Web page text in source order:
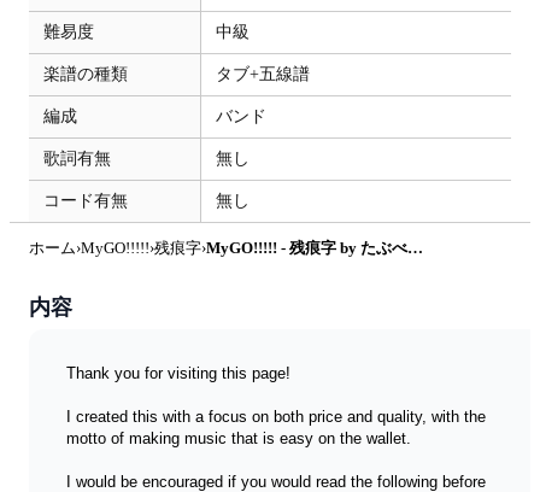
難易度 中級
楽譜の種類 タブ+五線譜
編成 バンド
歌詞有無 無し
コード有無 無し
ホーム›MyGO!!!!!›残痕字› MyGO!!!!! - 残痕字 by たぶべー@財布に優しいベース楽譜屋さん(BASS・TAB譜)
内容
Thank you for visiting this page!
I created this with a focus on both price and quality, with the
motto of making music that is easy on the wallet.
I would be encouraged if you would read the following before